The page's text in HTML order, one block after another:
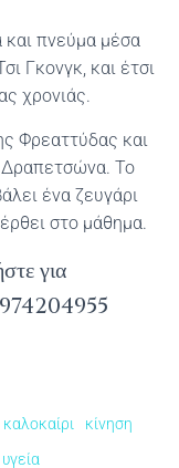
και πνεύμα μέσα
Γκονγκ, και έτσι
χρονιάς.
Φρεαττύδας και
Το
ένα ζευγάρι
στο μάθημα.
για
καλοκαίρι
κίνηση
υγεία